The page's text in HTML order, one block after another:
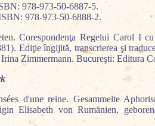
978-973-50-6887-5.
978-973-50-6888-2.
Corespondenţa Regelui Carol I
Ediţie îngijită, transcrierea şi
Zimmermann. Bucureşti: Editura
d'une reine. Gesammelte
Elisabeth von Rumänien,